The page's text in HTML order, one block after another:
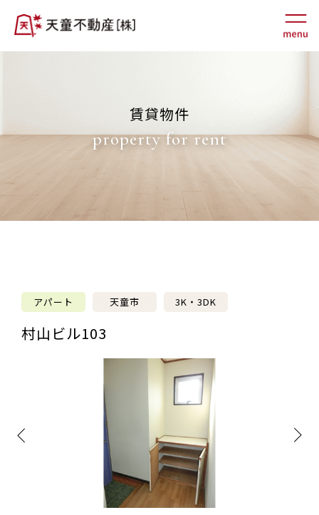
賃貸物件
property for rent
アパート 天童市 3K・3DK
村山ビル103